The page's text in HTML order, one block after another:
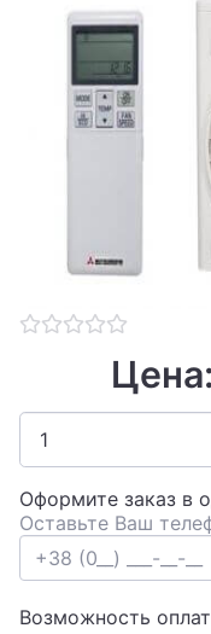
Оформите заказ в
Оставьте Ваш
Возможность